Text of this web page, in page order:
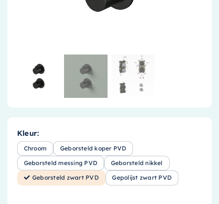
Kleur:
Chroom Geborsteld koper PVD
Geborsteld messing PVD Geborsteld nikkel
Geborsteld zwart PVD Gepolijst zwart PVD